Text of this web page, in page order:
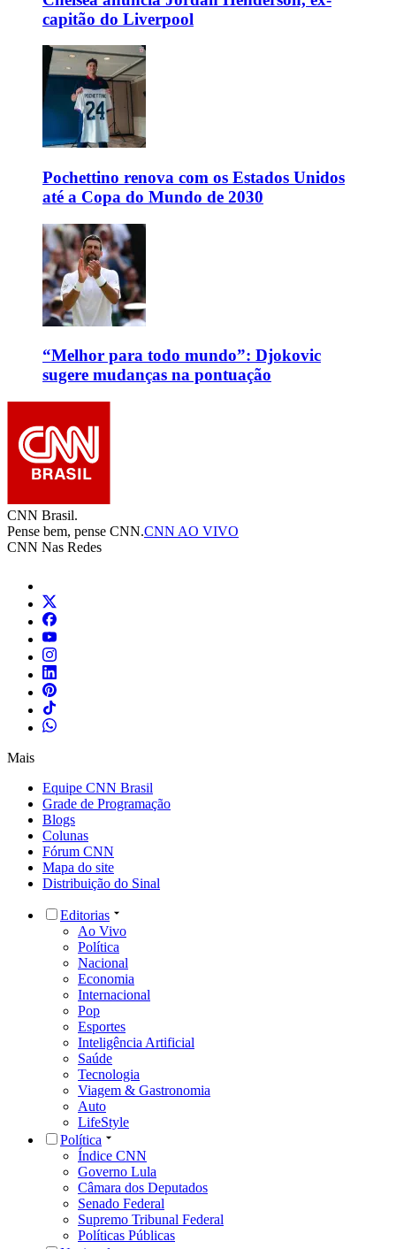
capitão do Liverpool
Pochettino renova com os Estados Unidos
até a Copa do Mundo de 2030
“Melhor para todo mundo”: Djokovic
sugere mudanças na pontuação
CNN Brasil.
Pense bem, pense CNN.CNN AO VIVO
CNN Nas Redes
Mais
Equipe CNN Brasil
Grade de Programação
Blogs
Colunas
Fórum CNN
Mapa do site
Distribuição do Sinal
Editorias
Ao Vivo
Política
Nacional
Economia
Internacional
Pop
Esportes
Inteligência Artificial
Saúde
Tecnologia
Viagem & Gastronomia
Auto
LifeStyle
Política
Índice CNN
Governo Lula
Câmara dos Deputados
Senado Federal
Supremo Tribunal Federal
Políticas Públicas